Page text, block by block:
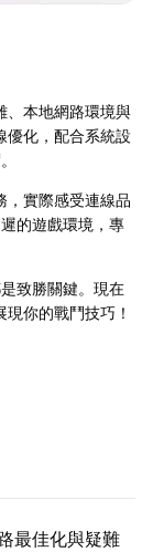
、本地網路環境與
優化，配合系統設
，實際感受連線品
的遊戲環境，專
致勝關鍵。現在
你的戰鬥技巧！
最佳化與疑難